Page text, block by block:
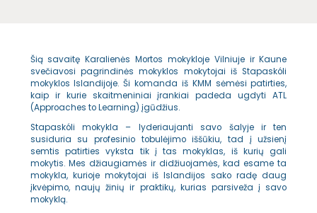
Šią savaitę Karalienės Mortos mokykloje Vilniuje ir Kaune
svečiavosi pagrindinės mokyklos mokytojai iš Stapaskóli
mokyklos Islandijoje. Ši komanda iš KMM sėmėsi patirties,
kaip ir kurie skaitmeniniai įrankiai padeda ugdyti ATL
(Approaches to Learning) įgūdžius.
Stapaskóli mokykla – lyderiaujanti savo šalyje ir ten
susiduria su profesinio tobulėjimo iššūkiu, tad į užsienį
semtis patirties vyksta tik į tas mokyklas, iš kurių gali
mokytis. Mes džiaugiamės ir didžiuojamės, kad esame ta
mokykla, kurioje mokytojai iš Islandijos sako radę daug
įkvėpimo, naujų žinių ir praktikų, kurias parsiveža į savo
mokyklą.